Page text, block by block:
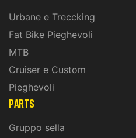
Urbane e Treccking
Fat Bike Pieghevoli
MTB
Cruiser e Custom
Pieghevoli
PARTS
Gruppo sella